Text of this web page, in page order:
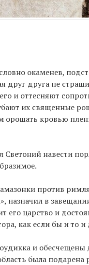
окаменев,
друга не
и оттесняют
их священные
орошать кровью
навести
против
назначил в
его царство и
как если бы и то
и
была